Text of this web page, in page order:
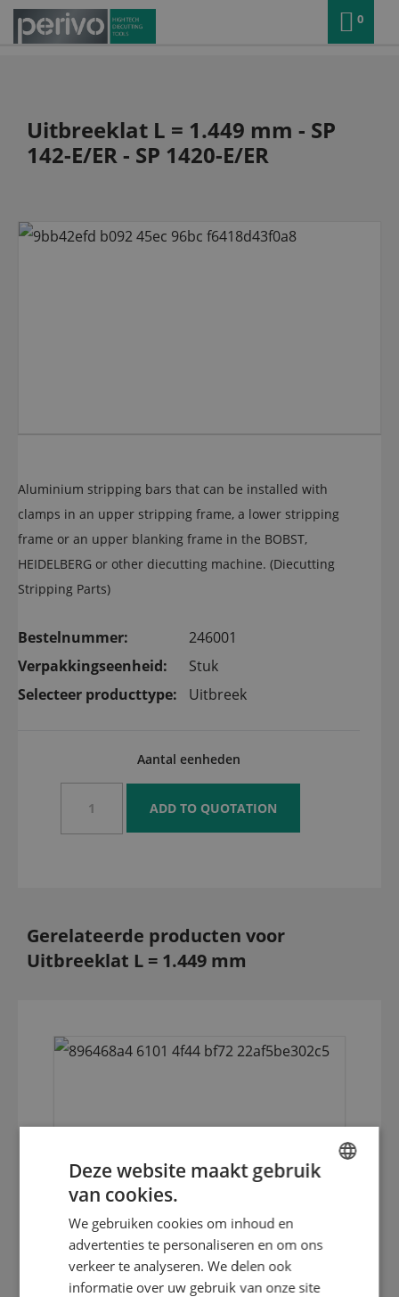
0
Uitbreeklat L = 1.449 mm - SP
142-E/ER - SP 1420-E/ER
Aluminium stripping bars that can be installed with
clamps in an upper stripping frame, a lower stripping
frame or an upper blanking frame in the BOBST,
HEIDELBERG or other diecutting machine. (Diecutting
Stripping Parts)
Bestelnummer:
246001
Verpakkingseenheid:
Stuk
Selecteer producttype:
Uitbreek
Aantal eenheden
Gerelateerde producten voor
Uitbreeklat L = 1.449 mm
1 mm harde geslepen inox stansplaat
(HRC 50) 1420.90
Deze website maakt gebruik
van cookies.
We gebruiken cookies om inhoud en
advertenties te personaliseren en om ons
verkeer te analyseren. We delen ook
informatie over uw gebruik van onze site